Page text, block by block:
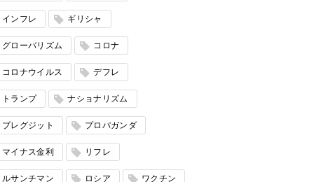
インフレ ギリシャ
グローバリズム コロナ
コロナウイルス デフレ
トランプ ナショナリズム
ブレグジット プロパガンダ
マイナス金利 リフレ
ルサンチマン ロシア ワクチン